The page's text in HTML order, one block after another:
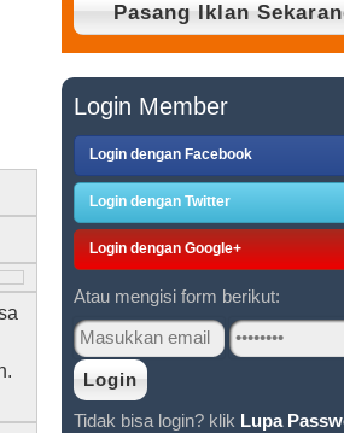
Login Member
Login dengan Facebook
Login dengan Twitter
Login dengan Google+
Atau mengisi form berikut:
Tidak bisa login? klik Lupa